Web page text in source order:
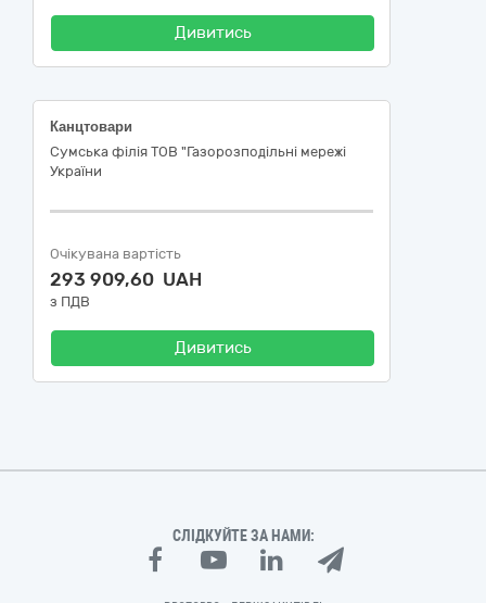
Дивитись
Канцтовари
Сумська філія ТОВ "Газорозподільні мережі
України
Очікувана вартість
293 909,60 UAH
з ПДВ
Дивитись
СЛІДКУЙТЕ ЗА НАМИ: